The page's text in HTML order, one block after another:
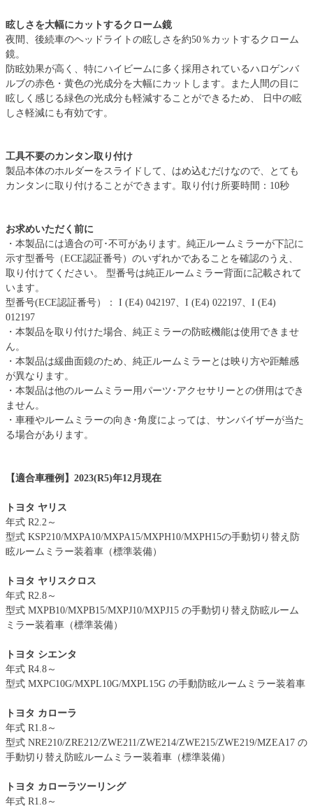
眩しさを大幅にカットするクローム鏡
夜間、後続車のヘッドライトの眩しさを約50％カットするクローム
鏡。
防眩効果が高く、特にハイビームに多く採用されているハロゲンバ
ルブの赤色・黄色の光成分を大幅にカットします。また人間の目に
眩しく感じる緑色の光成分も軽減することができるため、 日中の眩
しさ軽減にも有効です。
工具不要のカンタン取り付け
製品本体のホルダーをスライドして、はめ込むだけなので、とても
カンタンに取り付けることができます。取り付け所要時間：10秒
お求めいただく前に
・本製品には適合の可･不可があります。純正ルームミラーが下記に
示す型番号（ECE認証番号）のいずれかであることを確認のうえ、
取り付けてください。 型番号は純正ルームミラー背面に記載されて
います。
型番号(ECE認証番号）： I (E4) 042197、I (E4) 022197、I (E4)
012197
・本製品を取り付けた場合、純正ミラーの防眩機能は使用できませ
ん。
・本製品は緩曲面鏡のため、純正ルームミラーとは映り方や距離感
が異なります。
・本製品は他のルームミラー用パーツ･アクセサリーとの併用はでき
ません。
・車種やルームミラーの向き･角度によっては、サンバイザーが当た
る場合があります。
【適合車種例】2023(R5)年12月現在
トヨタ ヤリス
年式 R2.2～
型式 KSP210/MXPA10/MXPA15/MXPH10/MXPH15の手動切り替え防
眩ルームミラー装着車（標準装備）
トヨタ ヤリスクロス
年式 R2.8～
型式 MXPB10/MXPB15/MXPJ10/MXPJ15 の手動切り替え防眩ルーム
ミラー装着車（標準装備）
トヨタ シエンタ
年式 R4.8～
型式 MXPC10G/MXPL10G/MXPL15G の手動防眩ルームミラー装着車
トヨタ カローラ
年式 R1.8～
型式 NRE210/ZRE212/ZWE211/ZWE214/ZWE215/ZWE219/MZEA17 の
手動切り替え防眩ルームミラー装着車（標準装備）
トヨタ カローラツーリング
年式 R1.8～